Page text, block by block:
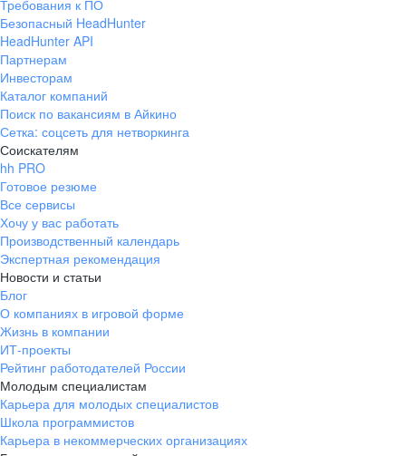
Требования к ПО
Безопасный HeadHunter
HeadHunter API
Партнерам
Инвесторам
Каталог компаний
Поиск по вакансиям в Айкино
Сетка: соцсеть для нетворкинга
Соискателям
hh PRO
Готовое резюме
Все сервисы
Хочу у вас работать
Производственный календарь
Экспертная рекомендация
Новости и статьи
Блог
О компаниях в игровой форме
Жизнь в компании
ИТ-проекты
Рейтинг работодателей России
Молодым специалистам
Карьера для молодых специалистов
Школа программистов
Карьера в некоммерческих организациях